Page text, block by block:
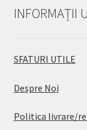
INFORMAȚII
SFATURI UTILE
Despre Noi
Politica livrare/